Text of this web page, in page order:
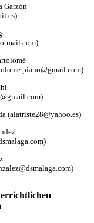
Garzón
(alatriste28@yahoo.es)